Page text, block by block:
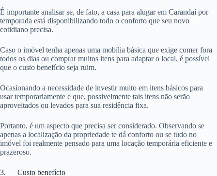
É importante analisar se, de fato, a casa para alugar em Carandaí por
temporada está disponibilizando todo o conforto que seu novo
cotidiano precisa.
Caso o imóvel tenha apenas uma mobília básica que exige comer fora
todos os dias ou comprar muitos itens para adaptar o local, é possível
que o custo benefício seja ruim.
Ocasionando a necessidade de investir muito em itens básicos para
usar temporariamente e que, possivelmente tais itens não serão
aproveitados ou levados para sua residência fixa.
Portanto, é um aspecto que precisa ser considerado. Observando se
apenas a localização da propriedade te dá conforto ou se tudo no
imóvel foi realmente pensado para uma locação temporária eficiente e
prazeroso.
3. Custo benefício